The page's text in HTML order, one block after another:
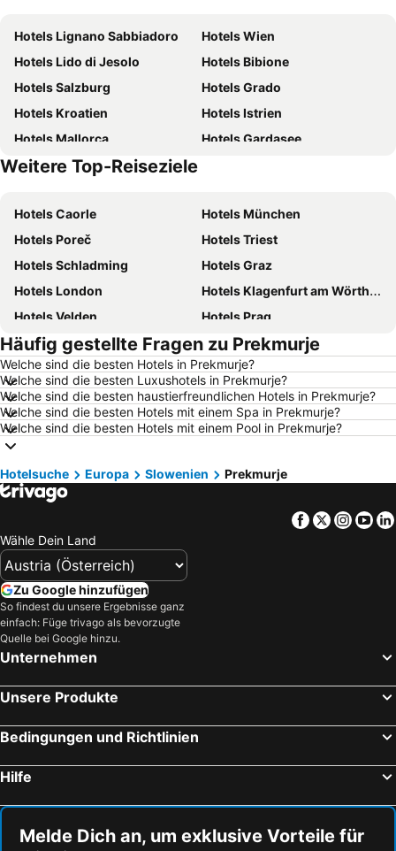
Hotels Lignano Sabbiadoro
Hotels Wien
Hotels Lido di Jesolo
Hotels Bibione
Hotels Salzburg
Hotels Grado
Hotels Kroatien
Hotels Istrien
Hotels Mallorca
Hotels Gardasee
Hotels Österreich
Weitere Top-Reiseziele
Hotels Caorle
Hotels München
Hotels Poreč
Hotels Triest
Hotels Schladming
Hotels Graz
Hotels London
Hotels Klagenfurt am Wörthersee
Hotels Velden
Hotels Prag
Hotels Barcelona
Hotels Innsbruck
Hotels Hamburg
Hotels Jesolo
Hotels Venedig
Hotels Rom
Hotels Umag
Hotels Rimini
Hotels Opatija
Hotels Griechenland
Hotels Kreta
Hotels Wörthersee
Hotels Wolfgangsee
Hotels Klopeiner See
Hotels Steiermark
Hotels Kroatische Adriaküste
Hotels Türkei
Hotels Salzkammergut
Häufig gestellte Fragen zu Prekmurje
Welche sind die besten Hotels in Prekmurje?
Welche sind die besten Luxushotels in Prekmurje?
Welche sind die besten haustierfreundlichen Hotels in Prekmurje?
Welche sind die besten Hotels mit einem Spa in Prekmurje?
Welche sind die besten Hotels mit einem Pool in Prekmurje?
Hotelsuche Europa Slowenien Prekmurje
Facebook
Twitter
Wähle Dein Land
Zu Google hinzufügen
So findest du unsere Ergebnisse ganz
einfach: Füge trivago als bevorzugte
Quelle bei Google hinzu.
Unternehmen
Unsere Produkte
Bedingungen und Richtlinien
Hilfe
Melde Dich an, um exklusive Vorteile für